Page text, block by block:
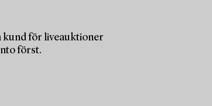
kund för liveauktioner
först.